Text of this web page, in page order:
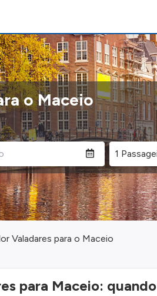
o Maceio
Valadares para o Maceio
para Maceio: quando